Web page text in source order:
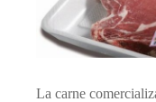
La carne